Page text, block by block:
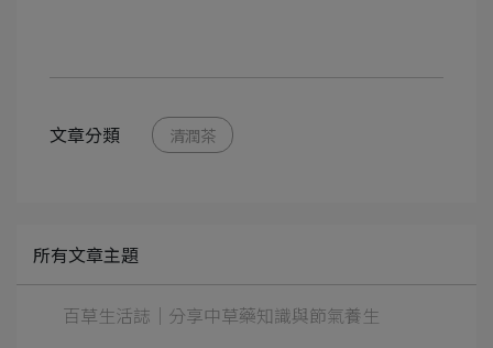
文章分類 清潤茶
所有文章主題
百草生活誌｜分享中草藥知識與節氣養生